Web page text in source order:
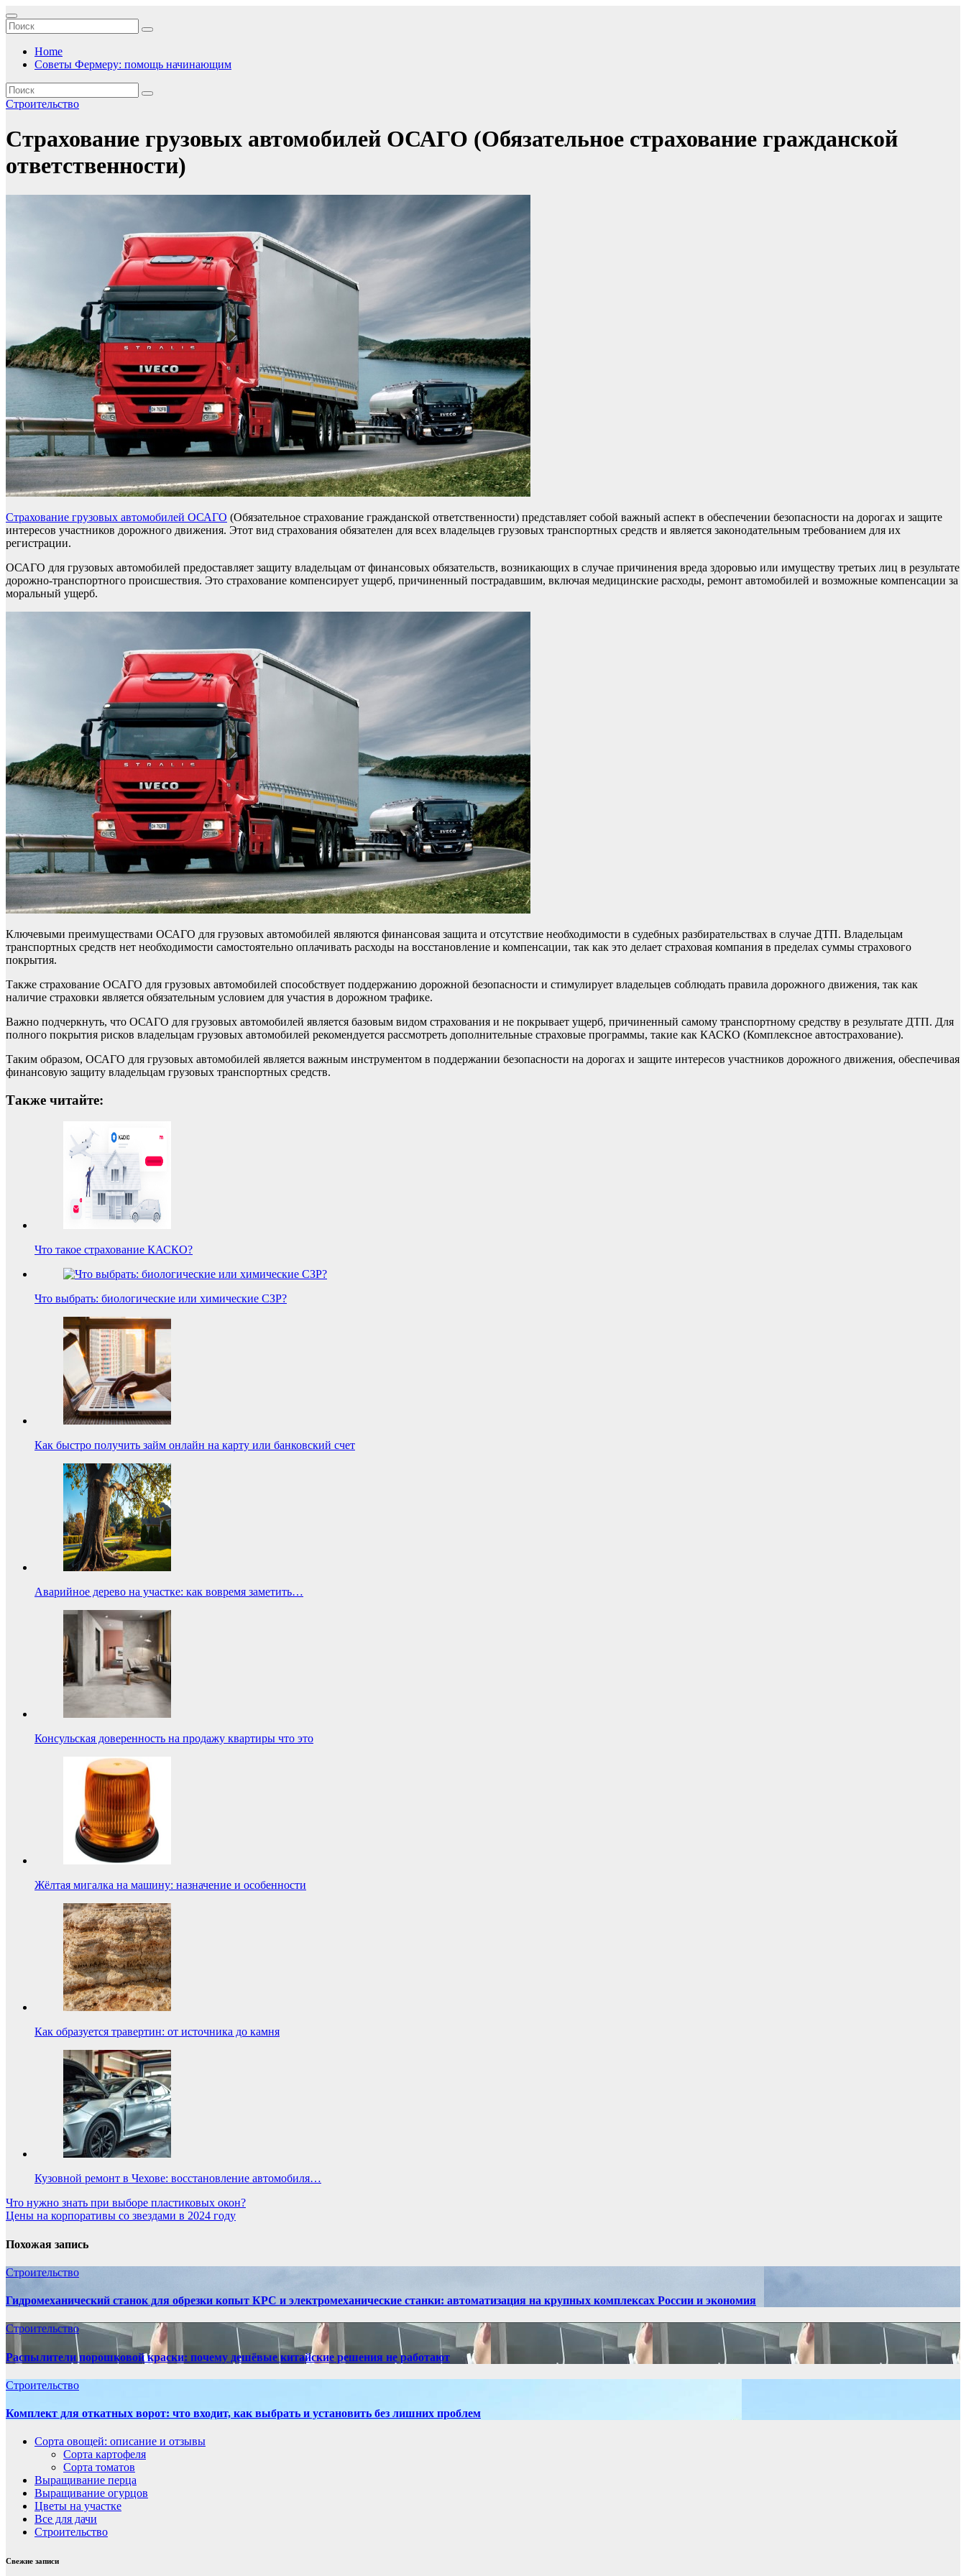
Перейти
к
содержимому
Home
Советы Фермеру: помощь начинающим
Строительство
Страхование грузовых автомобилей ОСАГО (Обязательное страхование гражданской
ответственности)
Страхование грузовых автомобилей ОСАГО (Обязательное страхование гражданской ответственности) представляет собой важный аспект в обеспечении безопасности на дорогах и защите
интересов участников дорожного движения. Этот вид страхования обязателен для всех владельцев грузовых транспортных средств и является законодательным требованием для их
регистрации.
ОСАГО для грузовых автомобилей предоставляет защиту владельцам от финансовых обязательств, возникающих в случае причинения вреда здоровью или имуществу третьих лиц в результате
дорожно-транспортного происшествия. Это страхование компенсирует ущерб, причиненный пострадавшим, включая медицинские расходы, ремонт автомобилей и возможные компенсации за
моральный ущерб.
Ключевыми преимуществами ОСАГО для грузовых автомобилей являются финансовая защита и отсутствие необходимости в судебных разбирательствах в случае ДТП. Владельцам
транспортных средств нет необходимости самостоятельно оплачивать расходы на восстановление и компенсации, так как это делает страховая компания в пределах суммы страхового
покрытия.
Также страхование ОСАГО для грузовых автомобилей способствует поддержанию дорожной безопасности и стимулирует владельцев соблюдать правила дорожного движения, так как
наличие страховки является обязательным условием для участия в дорожном трафике.
Важно подчеркнуть, что ОСАГО для грузовых автомобилей является базовым видом страхования и не покрывает ущерб, причиненный самому транспортному средству в результате ДТП. Для
полного покрытия рисков владельцам грузовых автомобилей рекомендуется рассмотреть дополнительные страховые программы, такие как КАСКО (Комплексное автострахование).
Таким образом, ОСАГО для грузовых автомобилей является важным инструментом в поддержании безопасности на дорогах и защите интересов участников дорожного движения, обеспечивая
финансовую защиту владельцам грузовых транспортных средств.
Также читайте:
Что такое страхование КАСКО?
Что выбрать: биологические или химические СЗР?
Как быстро получить займ онлайн на карту или банковский счет
Аварийное дерево на участке: как вовремя заметить…
Консульская доверенность на продажу квартиры что это
Жёлтая мигалка на машину: назначение и особенности
Как образуется травертин: от источника до камня
Кузовной ремонт в Чехове: восстановление автомобиля…
Навигация
по
записям
Что нужно знать при выборе пластиковых окон?
Цены на корпоративы со звездами в 2024 году
Похожая запись
Строительство
Гидромеханический станок для обрезки копыт КРС и электромеханические станки: автоматизация на крупных комплексах России и экономия
Строительство
Распылители порошковой краски: почему дешёвые китайские решения не работают
Строительство
Комплект для откатных ворот: что входит, как выбрать и установить без лишних проблем
Сорта овощей: описание и отзывы
Сорта картофеля
Сорта томатов
Выращивание перца
Выращивание огурцов
Цветы на участке
Все для дачи
Строительство
Свежие записи